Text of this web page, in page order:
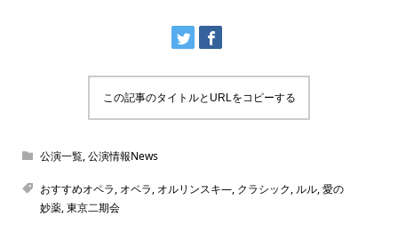
この記事のタイトルとURLをコピーする
公演一覧,公演情報News
おすすめオペラ, オペラ, オルリンスキ―, クラシック, ルル,愛の
妙薬,東京二期会